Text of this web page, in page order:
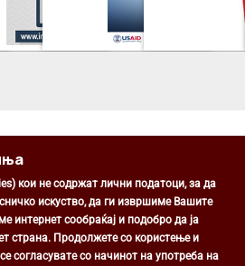
Центар
Цоков бр. 1, Скопје
кои не содржат лични податоци, за да
искуство, да ги извршиме Вашите
интернет сообраќај и подобро да ја
страна. Продолжете со користење и
согласувате со начинот на употреба на